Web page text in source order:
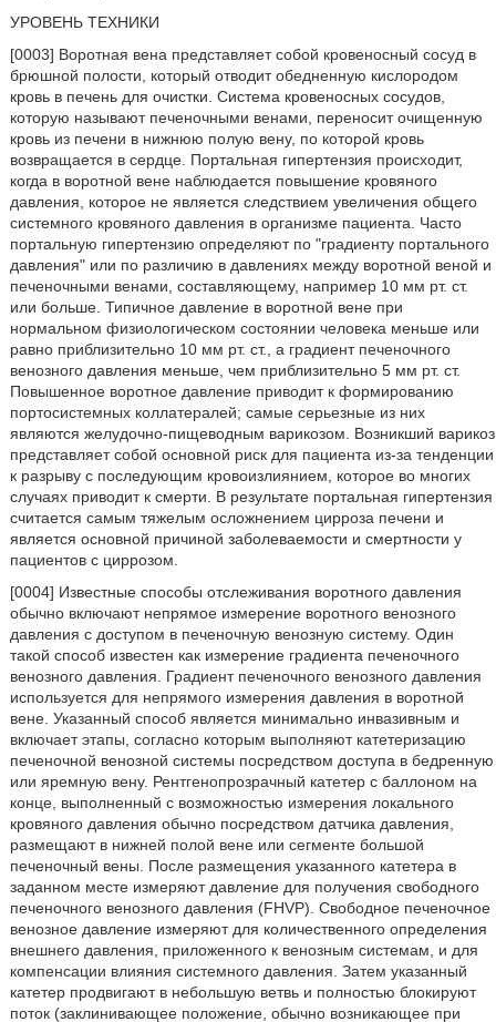
УРОВЕНЬ ТЕХНИКИ
[0003] Воротная вена представляет собой кровеносный сосуд в
брюшной полости, который отводит обедненную кислородом
кровь в печень для очистки. Система кровеносных сосудов,
которую называют печеночными венами, переносит очищенную
кровь из печени в нижнюю полую вену, по которой кровь
возвращается в сердце. Портальная гипертензия происходит,
когда в воротной вене наблюдается повышение кровяного
давления, которое не является следствием увеличения общего
системного кровяного давления в организме пациента. Часто
портальную гипертензию определяют по "градиенту портального
давления" или по различию в давлениях между воротной веной и
печеночными венами, составляющему, например 10 мм рт. ст.
или больше. Типичное давление в воротной вене при
нормальном физиологическом состоянии человека меньше или
равно приблизительно 10 мм рт. ст., а градиент печеночного
венозного давления меньше, чем приблизительно 5 мм рт. ст.
Повышенное воротное давление приводит к формированию
портосистемных коллатералей; самые серьезные из них
являются желудочно-пищеводным варикозом. Возникший варикоз
представляет собой основной риск для пациента из-за тенденции
к разрыву с последующим кровоизлиянием, которое во многих
случаях приводит к смерти. В результате портальная гипертензия
считается самым тяжелым осложнением цирроза печени и
является основной причиной заболеваемости и смертности у
пациентов с циррозом.
[0004] Известные способы отслеживания воротного давления
обычно включают непрямое измерение воротного венозного
давления с доступом в печеночную венозную систему. Один
такой способ известен как измерение градиента печеночного
венозного давления. Градиент печеночного венозного давления
используется для непрямого измерения давления в воротной
вене. Указанный способ является минимально инвазивным и
включает этапы, согласно которым выполняют катетеризацию
печеночной венозной системы посредством доступа в бедренную
или яремную вену. Рентгенопрозрачный катетер с баллоном на
конце, выполненный с возможностью измерения локального
кровяного давления обычно посредством датчика давления,
размещают в нижней полой вене или сегменте большой
печеночный вены. После размещения указанного катетера в
заданном месте измеряют давление для получения свободного
печеночного венозного давления (FHVP). Свободное печеночное
венозное давление измеряют для количественного определения
внешнего давления, приложенного к венозным системам, и для
компенсации влияния системного давления. Затем указанный
катетер продвигают в небольшую ветвь и полностью блокируют
поток (заклинивающее положение, обычно возникающее при